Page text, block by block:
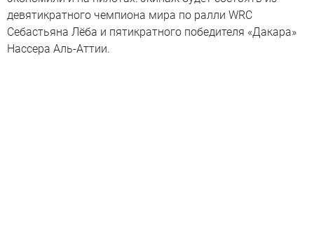
девятикратного чемпиона мира по ралли WRC
Себастьяна Лёба и пятикратного победителя «Дакара»
Нассера Аль-Аттии.